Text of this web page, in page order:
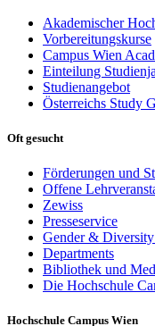
Akademischer
Vorbereitungskurse
Campus Wien
Einteilung
Studienangebot
Österreichs Study
Oft gesucht
Förderungen und
Offene
Zewiss
Presseservice
Gender &
Departments
Bibliothek und
Die Hochschule
Hochschule Campus Wien